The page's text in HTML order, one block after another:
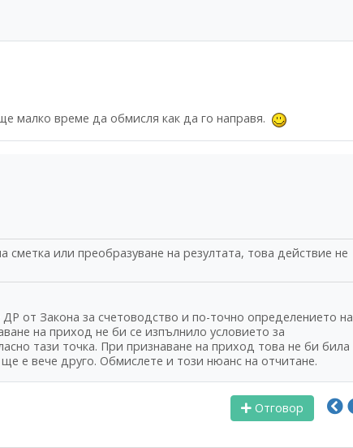
малко време да обмисля как да го направя.
сметка или преобразуване на резултата, това действие не
от Закона за счетоводство и по-точно определението на
на приход не би се изпълнило условието за
тази точка. При признаване на приход това не би била
е вече друго. Обмислете и този нюанс на отчитане.
Отговор